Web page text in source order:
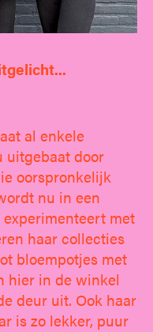
al enkele
uitgebaat door
oorspronkelijk
nu in een
experimenteert met
haar collecties
bloempotjes met
hier in de winkel
deur uit. Ook haar
is zo lekker, puur